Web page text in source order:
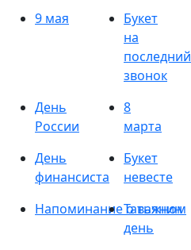
9 мая
Букет
на
последний
звонок
День
России
8
марта
День
финансиста
Букет
невесте
Напоминание о важном
Татьянин
день